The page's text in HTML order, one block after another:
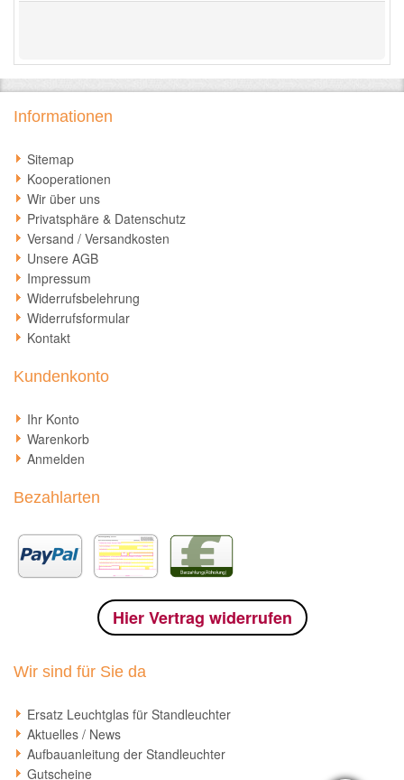
Informationen
Sitemap
Kooperationen
Wir über uns
Privatsphäre & Datenschutz
Versand / Versandkosten
Unsere AGB
Impressum
Widerrufsbelehrung
Widerrufsformular
Kontakt
Kundenkonto
Ihr Konto
Warenkorb
Anmelden
Bezahlarten
Hier Vertrag widerrufen
Wir sind für Sie da
Ersatz Leuchtglas für Standleuchter
Aktuelles / News
Aufbauanleitung der Standleuchter
Gutscheine